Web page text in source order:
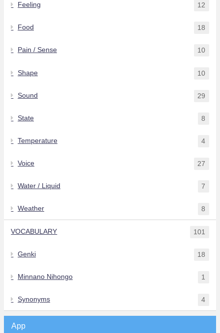
Feeling 12
Food 18
Pain / Sense 10
Shape 10
Sound 29
State 8
Temperature 4
Voice 27
Water / Liquid 7
Weather 8
VOCABULARY 101
Genki 18
Minnano Nihongo 1
Synonyms 4
App